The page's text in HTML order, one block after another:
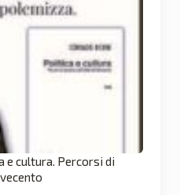
e cultura. Percorsi di